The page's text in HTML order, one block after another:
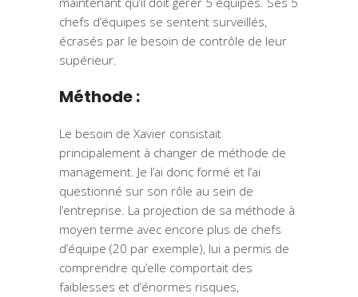
chefs d’équipes se sentent surveillés,
écrasés par le besoin de contrôle de leur
supérieur.
Méthode :
Le besoin de Xavier consistait
principalement à changer de méthode de
management. Je l’ai donc formé et l’ai
questionné sur son rôle au sein de
l’entreprise. La projection de sa méthode à
moyen terme avec encore plus de chefs
d’équipe (20 par exemple), lui a permis de
comprendre qu’elle comportait des
faiblesses et d’énormes risques,